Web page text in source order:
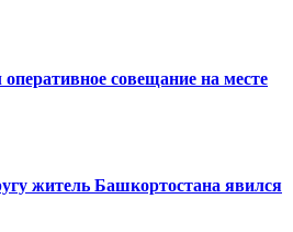
совещание на месте
житель Башкортостана явился